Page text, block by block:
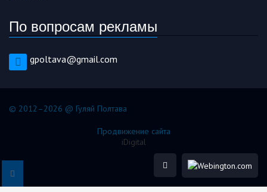
По вопросам рекламы
gpoltava@gmail.com
© 2012–2026 @ Гуляй Полтава
Продвижение сайта
iDigital